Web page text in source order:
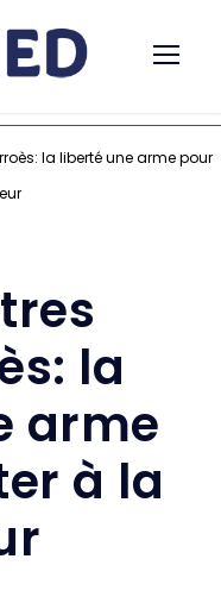
la liberté une arme pour
la
arme
à la